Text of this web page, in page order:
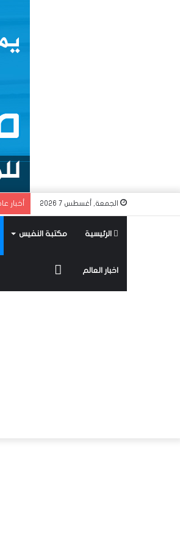
الجمعة, أغسطس 7 2026 أخبار
الرئيسية مكتبة النفيس
اخبار العالم